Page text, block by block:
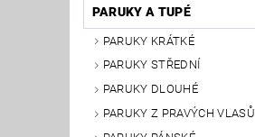
PARUKY A TUPÉ
PARUKY KRÁTKÉ
PARUKY STŘEDNÍ
PARUKY DLOUHÉ
PARUKY Z PRAVÝCH VLASŮ